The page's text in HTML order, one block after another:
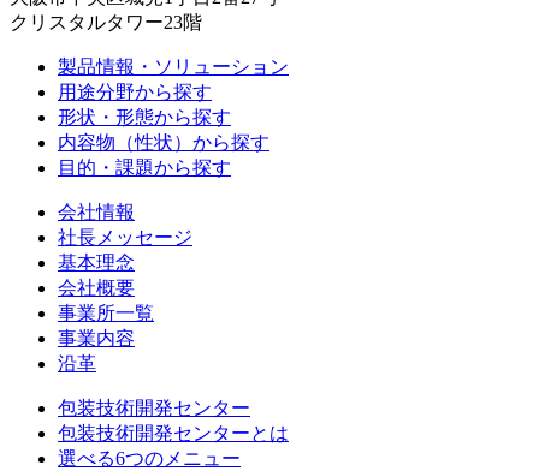
クリスタルタワー23階
製品情報・ソリューション
用途分野から探す
形状・形態から探す
内容物（性状）から探す
目的・課題から探す
会社情報
社長メッセージ
基本理念
会社概要
事業所一覧
事業内容
沿革
包装技術開発センター
包装技術開発センターとは
選べる6つのメニュー